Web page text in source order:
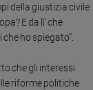
della giustizia civile
E da lì’ che
ho spiegato”.
che gli interessi
riforme politiche